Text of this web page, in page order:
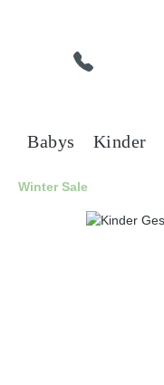
Babys Kinder
Winter Sale